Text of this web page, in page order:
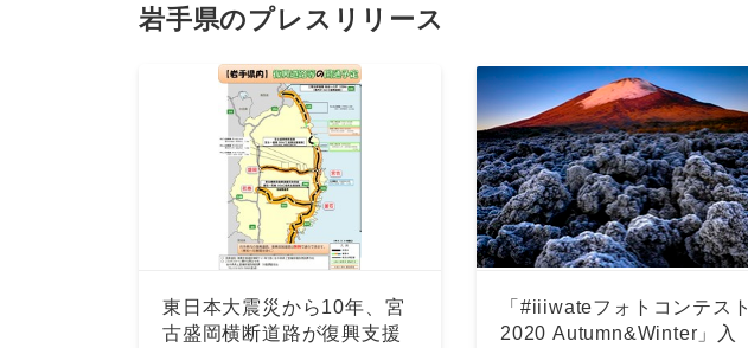
岩手県のプレスリリース
東日本大震災から10年、宮
古盛岡横断道路が復興支援
「#iiiwateフォトコンテスト
2020 Autumn&Winter」入